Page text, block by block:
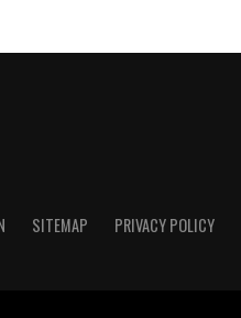
SITEMAP PRIVACY POLICY